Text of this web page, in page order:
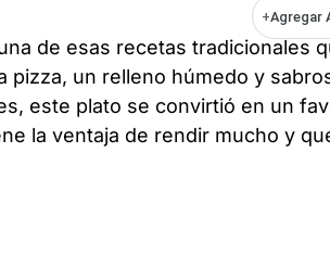
+Agregar
de esas recetas tradicionales
pizza, un relleno húmedo y
este plato se convirtió en un
la ventaja de rendir mucho y